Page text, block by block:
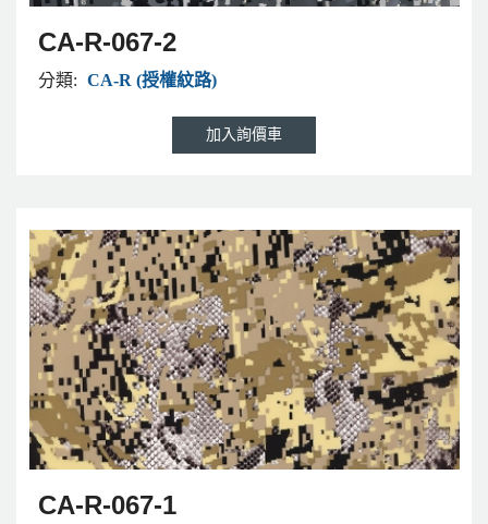
CA-R-067-2
分類: CA-R (授權紋路)
CA-R-067-1